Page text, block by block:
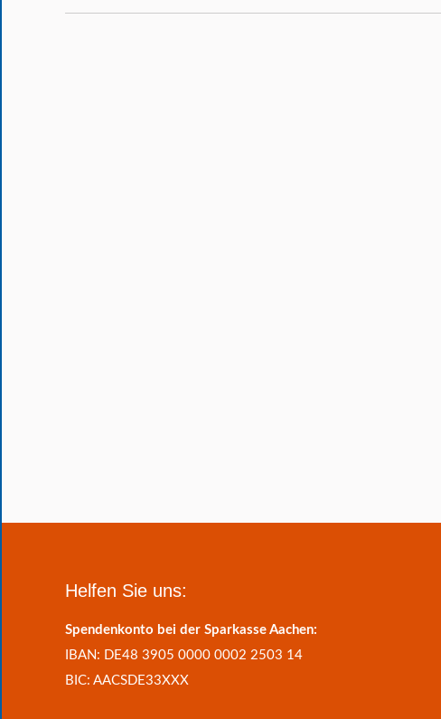
Helfen Sie uns:
Spendenkonto bei der Sparkasse Aachen:
IBAN: DE48 3905 0000 0002 2503 14
BIC: AACSDE33XXX